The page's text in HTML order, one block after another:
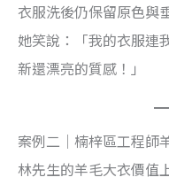
衣服洗後仍保留原色與
她笑說：「我的衣服連
新還漂亮的質感！」
案例二｜楠梓區工程師
林先生的羊毛大衣價值